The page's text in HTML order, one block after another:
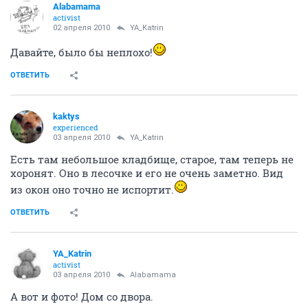
Alabamama
activist
02 апреля 2010 YA_Katrin
Давайте, было бы неплохо!
ОТВЕТИТЬ
kaktys
experienced
03 апреля 2010 YA_Katrin
Есть там небольшое кладбище, старое, там теперь не
хоронят. Оно в лесочке и его не очень заметно. Вид
из окон оно точно не испортит.
ОТВЕТИТЬ
YA_Katrin
activist
03 апреля 2010 Alabamama
А вот и фото! Дом со двора.